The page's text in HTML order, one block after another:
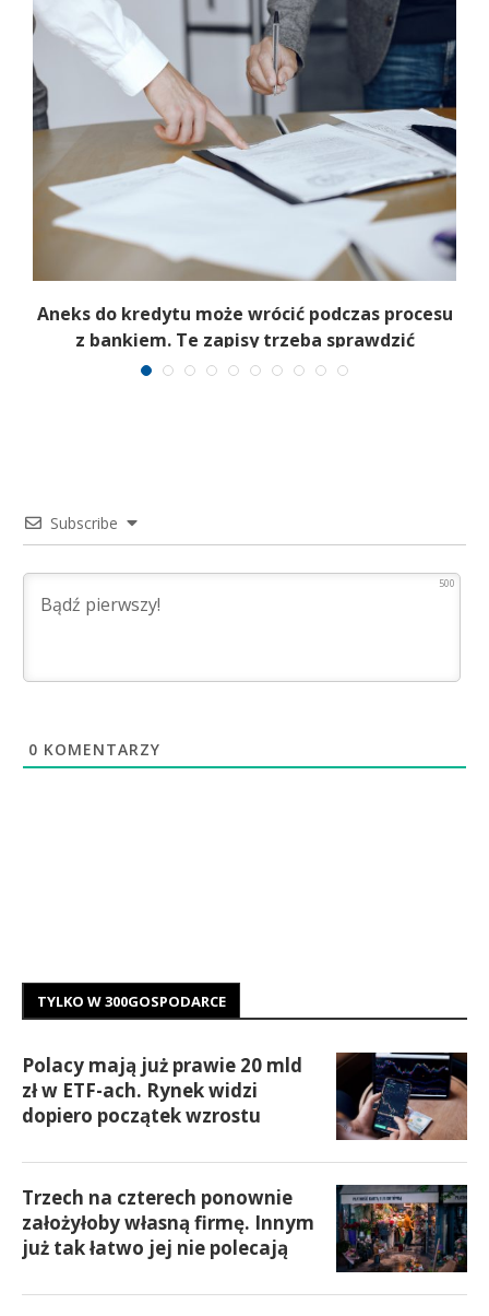
Aneks do kredytu może wrócić podczas procesu
z bankiem. Te zapisy trzeba sprawdzić
Subscribe
500
0 KOMENTARZY
TYLKO W 300GOSPODARCE
Polacy mają już prawie 20 mld
zł w ETF-ach. Rynek widzi
dopiero początek wzrostu
Trzech na czterech ponownie
założyłoby własną firmę. Innym
już tak łatwo jej nie polecają